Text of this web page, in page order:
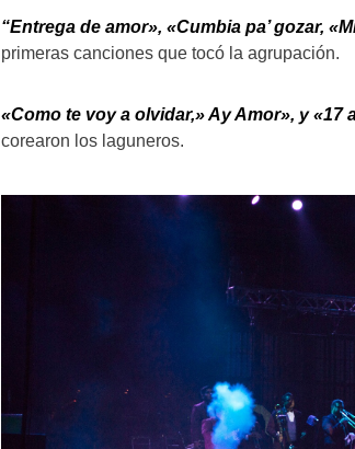
“Entrega de amor», «Cumbia pa’ gozar,
primeras canciones que tocó la agrupación.
«Como te voy a olvidar,» Ay Amor», y «17
corearon los laguneros.